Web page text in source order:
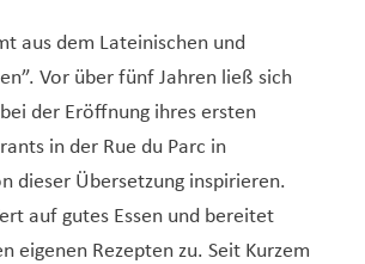
aus dem Lateinischen und
Vor über fünf Jahren ließ sich
der Eröffnung ihres ersten
in der Rue du Parc in
dieser Übersetzung inspirieren.
auf gutes Essen und bereitet
eigenen Rezepten zu. Seit Kurzem